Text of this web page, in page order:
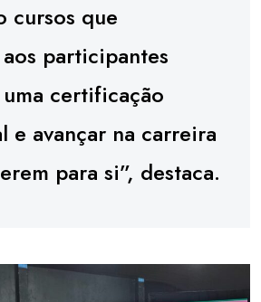
cursos que
participantes
certificação
e avançar na carreira
para si”, destaca.